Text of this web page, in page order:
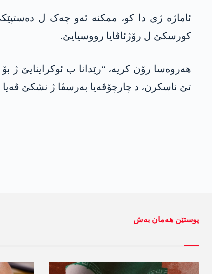
ئاماژە ژی دا کو، ممکنە ئەو چەک ل
کورسکێ ل رۆژئاڤایا رووسیایێ.
تێ ناسکرن، د چارچۆڤەیا بەرسڤا ژ نشکێ ڤەیا
پوستێن ھەمان بەش